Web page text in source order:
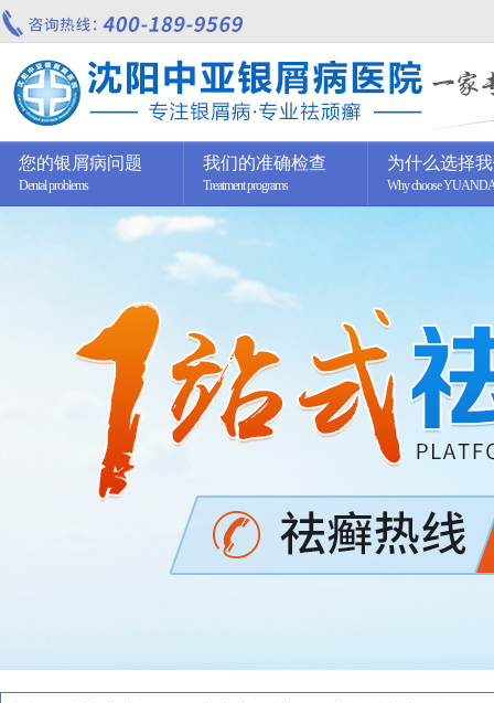
您的银屑病问题
Dental problems
我们的准确检查
Treatment programs
为什么选择
Why choose